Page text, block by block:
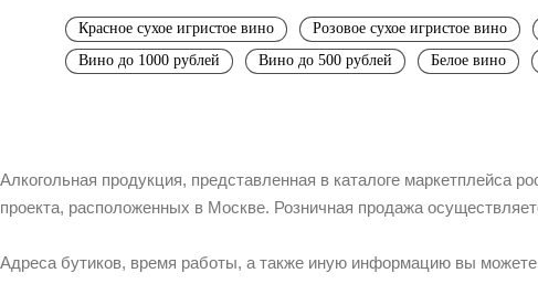
Красное сухое игристое вино Розовое сухое игристое вино
Вино до 1000 рублей
Вино до 500 рублей Белое вино
Алкогольная продукция, представленная в каталоге маркетплейса
проекта, расположенных в Москве. Розничная продажа
Адреса бутиков, время работы, а также иную информацию вы можете